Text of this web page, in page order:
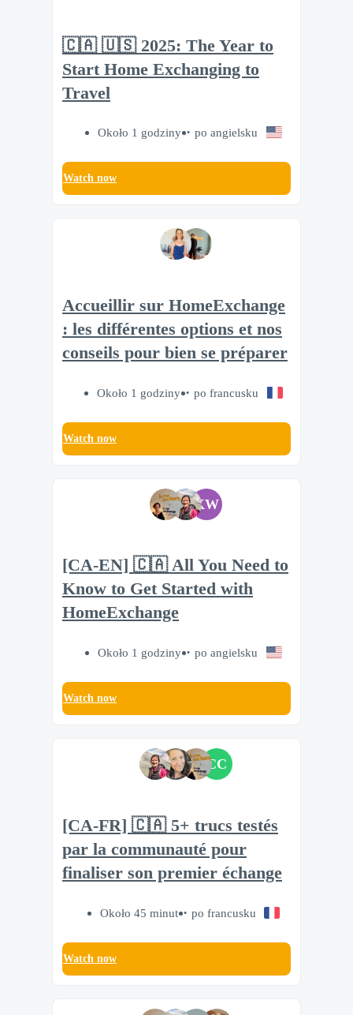
🇨🇦 🇺🇸 2025: The Year to
Start Home Exchanging to
Travel
Około 1 godziny po angielsku
Watch now
Accueillir sur HomeExchange
: les différentes options et nos
conseils pour bien se préparer
Około 1 godziny po francusku
Watch now
KW
[CA-EN] 🇨🇦 All You Need to
Know to Get Started with
HomeExchange
Około 1 godziny po angielsku
Watch now
CC
[CA-FR] 🇨🇦 5+ trucs testés
par la communauté pour
finaliser son premier échange
Około 45 minut po francusku
Watch now